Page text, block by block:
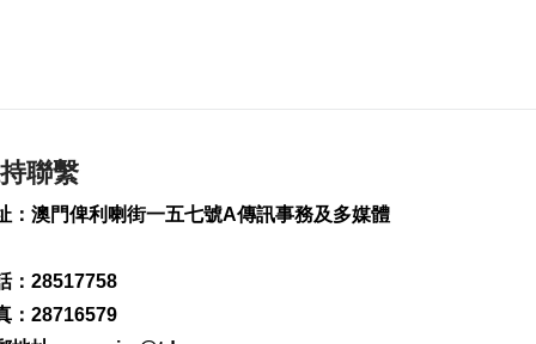
2026-08-09 10:18
聯繫
：澳門俾利喇街一五七號A傳訊事務及多媒體
：28517758
：28716579